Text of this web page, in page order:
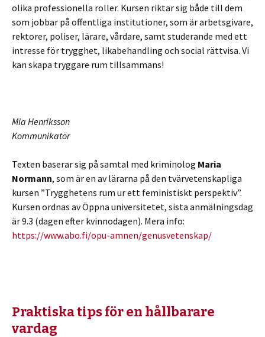
olika professionella roller. Kursen riktar sig både till dem
som jobbar på offentliga institutioner, som är arbetsgivare,
rektorer, poliser, lärare, vårdare, samt studerande med ett
intresse för trygghet, likabehandling och social rättvisa. Vi
kan skapa tryggare rum tillsammans!
Mia Henriksson
Kommunikatör
Texten baserar sig på samtal med kriminolog Maria
Normann, som är en av lärarna på den tvärvetenskapliga
kursen ”Trygghetens rum ur ett feministiskt perspektiv”.
Kursen ordnas av Öppna universitetet, sista anmälningsdag
är 9.3 (dagen efter kvinnodagen). Mera info:
https://www.abo.fi/opu-amnen/genusvetenskap/
Praktiska tips för en hållbarare
vardag